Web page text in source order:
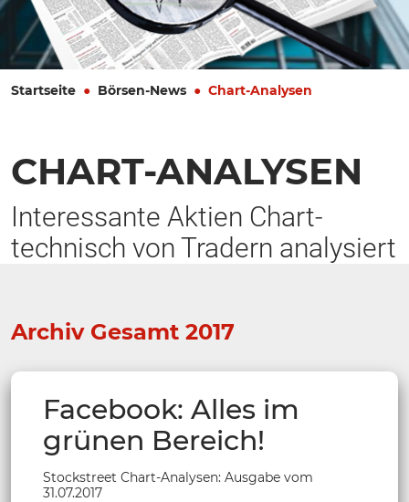
Startseite Börsen-News Chart-Analysen
CHART-ANALYSEN
Interessante Aktien Chart-
technisch von Tradern analysiert
Archiv Gesamt 2017
Facebook: Alles im
grünen Bereich!
Stockstreet Chart-Analysen: Ausgabe vom
31.07.2017